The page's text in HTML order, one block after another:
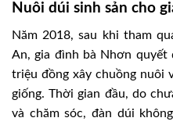
Nuôi dúi sinh sản cho
Năm 2018, sau khi tham
An, gia đình bà Nhơn
triệu đồng xây chuồng nuôi
giống. Thời gian đầu, do
và chăm sóc, đàn dúi